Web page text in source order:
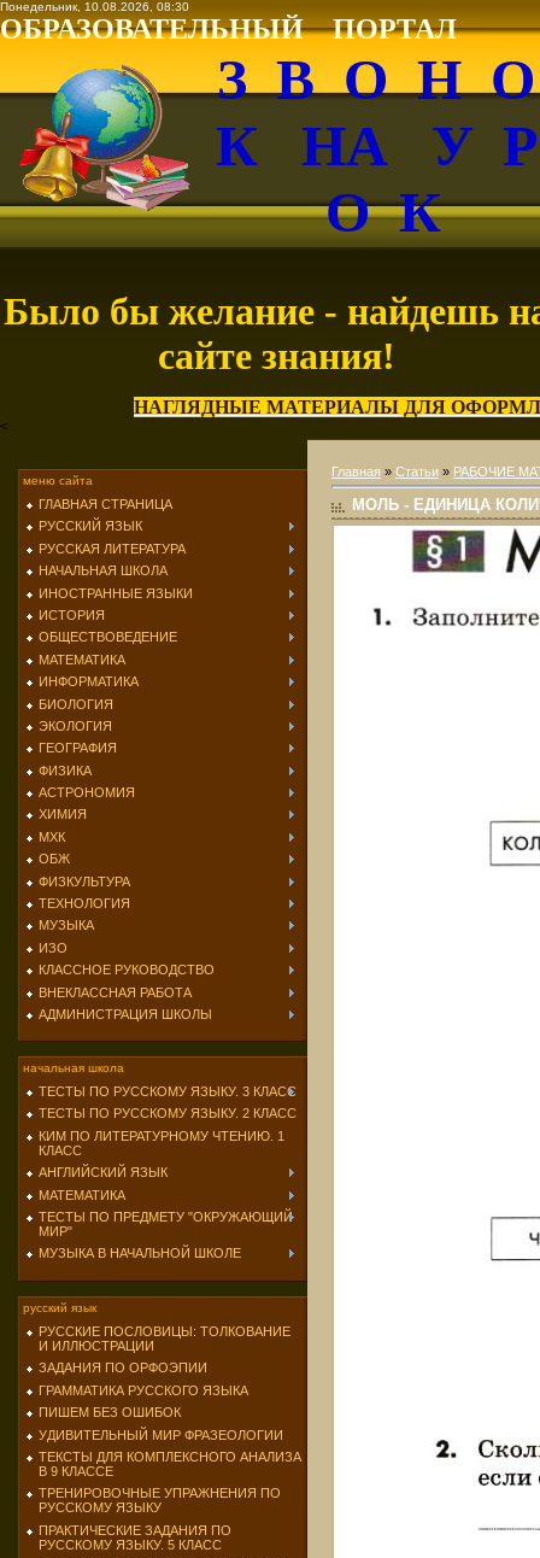
Понедельник, 10.08.2026, 08:30
ОБРАЗОВАТЕЛЬНЫЙ ПОРТАЛ
З В О Н
К НА У
О К
Было бы желание - найдешь
сайте знания!
НАГЛЯДНЫЕ МАТЕРИАЛЫ ДЛЯ
<
меню сайта
ГЛАВНАЯ СТРАНИЦА
РУССКИЙ ЯЗЫК
РУССКАЯ ЛИТЕРАТУРА
НАЧАЛЬНАЯ ШКОЛА
ИНОСТРАННЫЕ ЯЗЫКИ
ИСТОРИЯ
ОБЩЕСТВОВЕДЕНИЕ
МАТЕМАТИКА
ИНФОРМАТИКА
БИОЛОГИЯ
ЭКОЛОГИЯ
ГЕОГРАФИЯ
ФИЗИКА
АСТРОНОМИЯ
ХИМИЯ
МХК
ОБЖ
ФИЗКУЛЬТУРА
ТЕХНОЛОГИЯ
МУЗЫКА
ИЗО
КЛАССНОЕ РУКОВОДСТВО
ВНЕКЛАССНАЯ РАБОТА
АДМИНИСТРАЦИЯ ШКОЛЫ
начальная школа
ТЕСТЫ ПО РУССКОМУ ЯЗЫКУ. 3 КЛАСС
ТЕСТЫ ПО РУССКОМУ ЯЗЫКУ. 2 КЛАСС
КИМ ПО ЛИТЕРАТУРНОМУ ЧТЕНИЮ. 1
КЛАСС
АНГЛИЙСКИЙ ЯЗЫК
МАТЕМАТИКА
ТЕСТЫ ПО ПРЕДМЕТУ "ОКРУЖАЮЩИЙ
МИР"
МУЗЫКА В НАЧАЛЬНОЙ ШКОЛЕ
русский язык
РУССКИЕ ПОСЛОВИЦЫ: ТОЛКОВАНИЕ
И ИЛЛЮСТРАЦИИ
ЗАДАНИЯ ПО ОРФОЭПИИ
ГРАММАТИКА РУССКОГО ЯЗЫКА
ПИШЕМ БЕЗ ОШИБОК
УДИВИТЕЛЬНЫЙ МИР ФРАЗЕОЛОГИИ
ТЕКСТЫ ДЛЯ КОМПЛЕКСНОГО АНАЛИЗА
В 9 КЛАССЕ
ТРЕНИРОВОЧНЫЕ УПРАЖНЕНИЯ ПО
РУССКОМУ ЯЗЫКУ
ПРАКТИЧЕСКИЕ ЗАДАНИЯ ПО
РУССКОМУ ЯЗЫКУ. 5 КЛАСС
Главная » Статьи » РАБОЧИЕ
МОЛЬ - ЕДИНИЦА